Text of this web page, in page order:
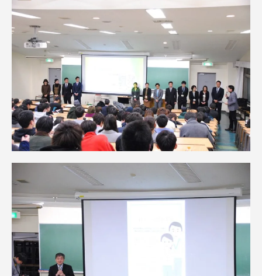
卒業にあたってのアンケート
教育研究上の目的及び養成する人材像と３つの
ポリシー
資料請求
在学生・保護者向けポータル（TIPS） 本学教職員向け情報